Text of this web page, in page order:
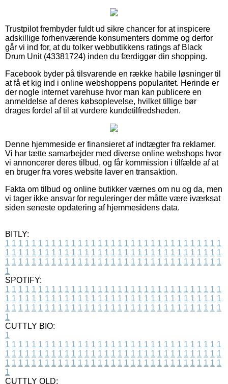
Trustpilot frembyder fuldt ud sikre chancer for at inspicere
adskillige forhenværende konsumenters domme og derfor
går vi ind for, at du tolker webbutikkens ratings af Black
Drum Unit (43381724) inden du færdiggør din shopping.
Facebook byder på tilsvarende en række habile løsninger til
at få et kig ind i online webshoppens popularitet. Herinde er
der nogle internet varehuse hvor man kan publicere en
anmeldelse af deres købsoplevelse, hvilket tillige bør
drages fordel af til at vurdere kundetilfredsheden.
Denne hjemmeside er finansieret af indtægter fra reklamer.
Vi har tætte samarbejder med diverse online webshops hvor
vi annoncerer deres tilbud, og får kommission i tilfælde af at
en bruger fra vores website laver en transaktion.
Fakta om tilbud og online butikker værnes om nu og da, men
vi tager ikke ansvar for reguleringer der måtte være iværksat
siden seneste opdatering af hjemmesidens data.
BITLY:
1 1 1 1 1 1 1 1 1 1 1 1 1 1 1 1 1 1 1 1 1 1 1 1 1 1 1 1 1 1 1 1 1
1 1 1 1 1 1 1 1 1 1 1 1 1 1 1 1 1 1 1 1 1 1 1 1 1 1 1 1 1 1 1 1 1
1 1 1 1 1 1 1 1 1 1 1 1 1 1 1 1 1 1 1 1 1 1 1 1 1 1 1 1 1 1 1 1 1
1
SPOTIFY:
1 1 1 1 1 1 1 1 1 1 1 1 1 1 1 1 1 1 1 1 1 1 1 1 1 1 1 1 1 1 1 1 1
1 1 1 1 1 1 1 1 1 1 1 1 1 1 1 1 1 1 1 1 1 1 1 1 1 1 1 1 1 1 1 1 1
1 1 1 1 1 1 1 1 1 1 1 1 1 1 1 1 1 1 1 1 1 1 1 1 1 1 1 1 1 1 1 1 1
1
CUTTLY BIO:
1
1 1 1 1 1 1 1 1 1 1 1 1 1 1 1 1 1 1 1 1 1 1 1 1 1 1 1 1 1 1 1 1 1
1 1 1 1 1 1 1 1 1 1 1 1 1 1 1 1 1 1 1 1 1 1 1 1 1 1 1 1 1 1 1 1 1
1 1 1 1 1 1 1 1 1 1 1 1 1 1 1 1 1 1 1 1 1 1 1 1 1 1 1 1 1 1 1 1 1
1
CUTTLY OLD: